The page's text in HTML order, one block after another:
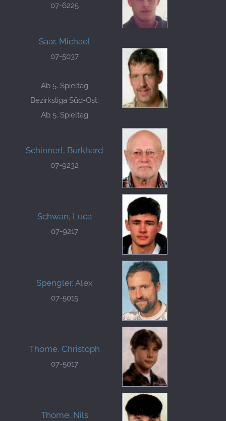
07-6225
Saar, Michael
07-5037
Ab 5. Spieltag
Bezirksliga Süd-Ost:
Ab 5. Spieltag
Schinnerl, Burkhard
07-9232
Schwan, Luca
07-9217
Spengler, Alex
07-5015
Thome, Christoph
07-5017
Thome, Nils